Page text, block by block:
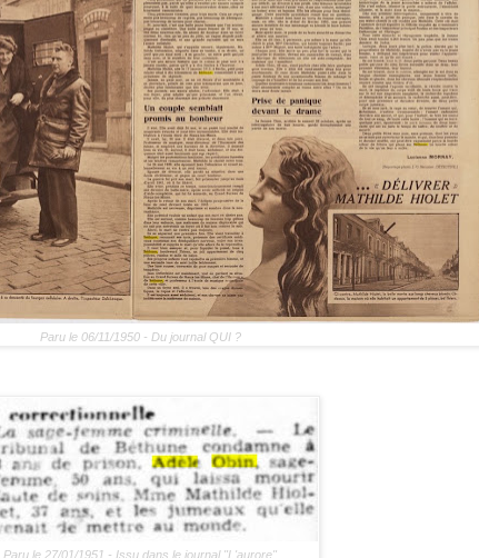
Paru le 06/11/1950 - Du journal QUI ?
Paru le 27/01/1951 - Issu dans le journal "L'aurore"